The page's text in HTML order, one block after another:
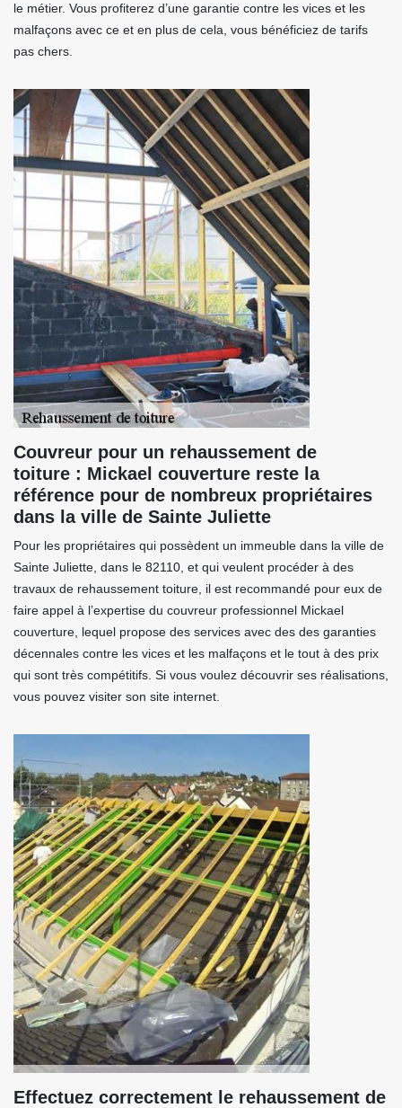
le métier. Vous profiterez d’une garantie contre les vices et les
malfaçons avec ce et en plus de cela, vous bénéficiez de tarifs
pas chers.
Couvreur pour un rehaussement de
toiture : Mickael couverture reste la
référence pour de nombreux propriétaires
dans la ville de Sainte Juliette
Pour les propriétaires qui possèdent un immeuble dans la ville de
Sainte Juliette, dans le 82110, et qui veulent procéder à des
travaux de rehaussement toiture, il est recommandé pour eux de
faire appel à l’expertise du couvreur professionnel Mickael
couverture, lequel propose des services avec des des garanties
décennales contre les vices et les malfaçons et le tout à des prix
qui sont très compétitifs. Si vous voulez découvrir ses réalisations,
vous pouvez visiter son site internet.
Effectuez correctement le rehaussement de